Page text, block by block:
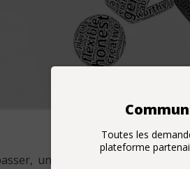
Toutes les
plateforme
un formulaire à remplir ?